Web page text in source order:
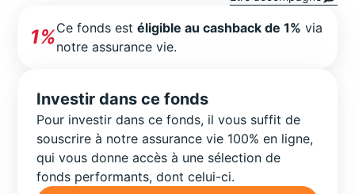
1%Ce fonds estéligible au cashback de 1% via
notre assurance vie.
Investir dans ce fonds
Pour investir dans ce fonds, il vous suffit de
souscrire à notre assurance vie 100% en ligne,
qui vous donne accès à une sélection de
fonds performants, dont celui-ci.